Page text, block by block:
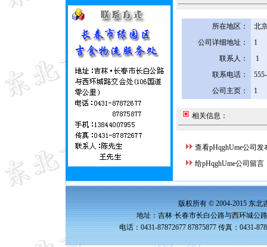
所在地区：
北
公司详细地址：
1
联系人：
1
联系电话：
公司主页：
1
相关信息：
查看pHqghUme公司发
给pHqghUme公司留言
版权所有 © 2004-2015 东北
地址：吉林·长春市长白公路与西环城公
电话：0431-87872677 87875877 传真：0431-